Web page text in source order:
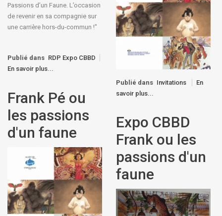
Passions d’un Faune. L’occasion
de revenir en sa compagnie sur
une carrière hors-du-commun !"
Publié dans RDP Expo CBBD
En savoir plus...
Publié dans Invitations
En
savoir plus...
Frank Pé ou
les passions
d'un faune
Expo CBBD
Frank ou les
passions d'un
faune